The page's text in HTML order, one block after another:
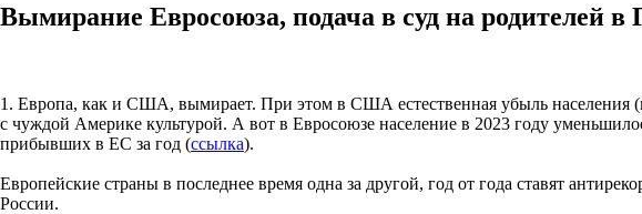
Вымирание Евросоюза, подача в суд на родителей
1. Европа, как и США, вымирает. При этом в США естественная убыль населения
с чуждой Америке культурой. А вот в Евросоюзе население в 2023 году
прибывших в ЕС за год (ссылка).
Европейские страны в последнее время одна за другой, год от года ставят
России.